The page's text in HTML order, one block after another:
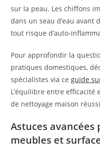
sur la peau. Les chiffons
dans un seau d’eau avant
tout risque d’auto-
Pour approfondir la
pratiques domestiques,
spécialistes via ceguide
L’équilibre entre
de nettoyage maison
Astuces avancées
meubles et